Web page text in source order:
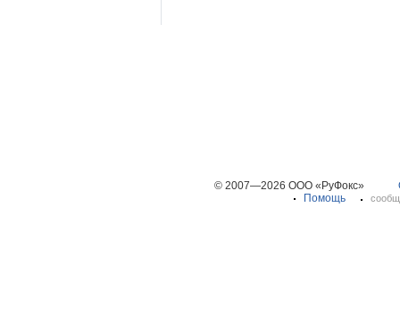
© 2007—2026 ООО «РуФокс»
Помощь